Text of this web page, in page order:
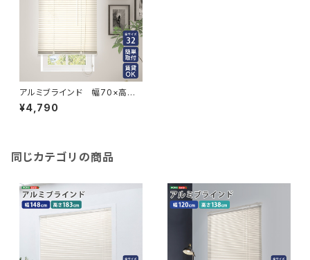
アルミブラインド 幅70×高さ1
08cm SH-29-TAB70-108
¥4,790
同じカテゴリの商品